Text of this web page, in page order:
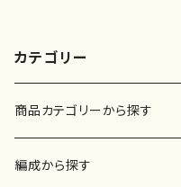
カテゴリー
商品カテゴリーから探す
楽譜
編成から探す